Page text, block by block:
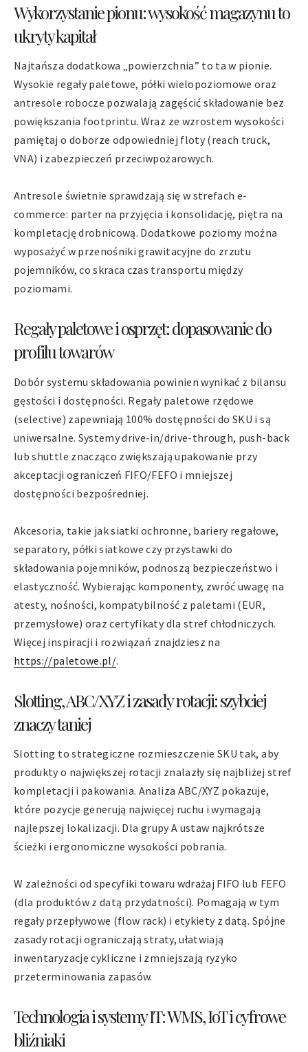
Wykorzystanie pionu: wysokość magazynu to
ukryty kapitał
Najtańsza dodatkowa „powierzchnia” to ta w pionie.
Wysokie regały paletowe, półki wielopoziomowe oraz
antresole robocze pozwalają zagęścić składowanie bez
powiększania footprintu. Wraz ze wzrostem wysokości
pamiętaj o doborze odpowiedniej floty (reach truck,
VNA) i zabezpieczeń przeciwpożarowych.
Antresole świetnie sprawdzają się w strefach e-
commerce: parter na przyjęcia i konsolidację, piętra na
kompletację drobnicową. Dodatkowe poziomy można
wyposażyć w przenośniki grawitacyjne do zrzutu
pojemników, co skraca czas transportu między
poziomami.
Regały paletowe i osprzęt: dopasowanie do
profilu towarów
Dobór systemu składowania powinien wynikać z bilansu
gęstości i dostępności. Regały paletowe rzędowe
(selective) zapewniają 100% dostępności do SKU i są
uniwersalne. Systemy drive-in/drive-through, push-back
lub shuttle znacząco zwiększają upakowanie przy
akceptacji ograniczeń FIFO/FEFO i mniejszej
dostępności bezpośredniej.
Akcesoria, takie jak siatki ochronne, bariery regałowe,
separatory, półki siatkowe czy przystawki do
składowania pojemników, podnoszą bezpieczeństwo i
elastyczność. Wybierając komponenty, zwróć uwagę na
atesty, nośności, kompatybilność z paletami (EUR,
przemysłowe) oraz certyfikaty dla stref chłodniczych.
Więcej inspiracji i rozwiązań znajdziesz na
https://paletowe.pl/.
Slotting, ABC/XYZ i zasady rotacji: szybciej
znaczy taniej
Slotting to strategiczne rozmieszczenie SKU tak, aby
produkty o największej rotacji znalazły się najbliżej stref
kompletacji i pakowania. Analiza ABC/XYZ pokazuje,
które pozycje generują najwięcej ruchu i wymagają
najlepszej lokalizacji. Dla grupy A ustaw najkrótsze
ścieżki i ergonomiczne wysokości pobrania.
W zależności od specyfiki towaru wdrażaj FIFO lub FEFO
(dla produktów z datą przydatności). Pomagają w tym
regały przepływowe (flow rack) i etykiety z datą. Spójne
zasady rotacji ograniczają straty, ułatwiają
inwentaryzacje cykliczne i zmniejszają ryzyko
przeterminowania zapasów.
Technologia i systemy IT: WMS, IoT i cyfrowe
bliźniaki